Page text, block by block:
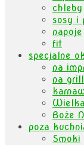
chleby
sosy i
napoje
fit
specjalne
na
na
Boże
poza
Smoki